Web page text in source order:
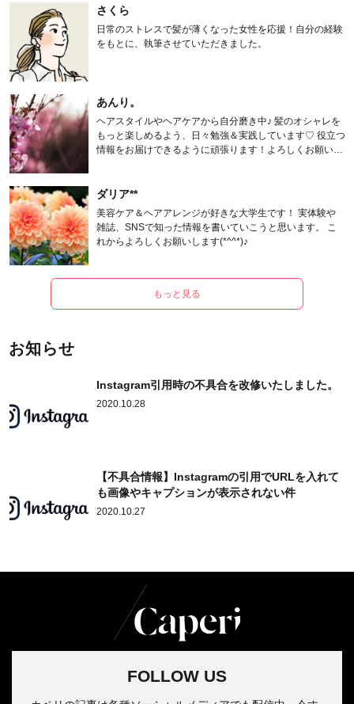
さくら
日常のストレスで髪が薄くなった女性を応援！自分の経験
をもとに、執筆させていただきました。
あんり。
ヘアスタイルやヘアケアから自分磨き中♪ 髪のオシャレを
もっと楽しめるよう、日々勉強＆実践しています♡ 役立つ
情報をお届けできるように頑張ります！よろしくお願いし
ダリア**
美容ケア＆ヘアアレンジが好きな大学生です！ 実体験や
雑誌、SNSで知った情報を書いていこうと思います。 こ
れからよろしくお願いします(*^^*)♪
もっと見る
お知らせ
Instagram引用時の不具合を改修いたしました。
2020.10.28
【不具合情報】Instagramの引用でURLを入れて
も画像やキャプションが表示されない件
2020.10.27
FOLLOW US